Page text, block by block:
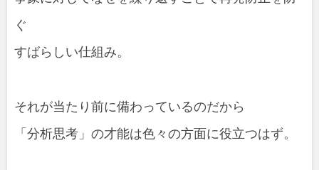
ぐ
すばらしい仕組み。
それが当たり前に備わっているのだから
「分析思考」の才能は色々の方面に役立つはず。